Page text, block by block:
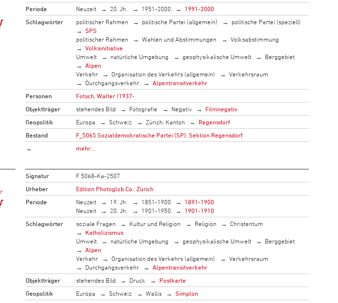
Periode
Neuzeit 20. Jh. 1951-2000
1991-2000
Schlagwörter
politischer Rahmen politische Partei (allgemein)
politische Partei (speziell)
SPS
politischer Rahmen
Wahlen und Abstimmungen
Volksabstimmung
Volksinitiative
Umwelt
natürliche Umgebung geophysikalische Umwelt
Berggebiet
Alpen
Verkehr
Organisation des Verkehrs (allgemein)
Verkehrsraum
Durchgangsverkehr
Alpentransitverkehr
Personen
Fotsch, Walter (1937-
Objektträger
stehendes Bild Fotografie Negativ
Filmnegativ
Geopolitik
Europa Schweiz Zürich, Kanton
Regensdorf
Bestand
F_5065 Sozialdemokratische Partei (SP), Sektion Regensdorf
→
mehr…
Signatur
F 5068-Ka-2507
Urheber
Edition Photoglob Co.: Zürich
Periode
Neuzeit 19. Jh. 1851-1900
1891-1900
Neuzeit
20. Jh. 1901-1950
1901-1910
Schlagwörter
soziale Fragen Kultur und Religion Religion
Christentum
Katholizismus
Umwelt
natürliche Umgebung geophysikalische Umwelt
Berggebiet
Alpen
Verkehr
Organisation des Verkehrs (allgemein)
Verkehrsraum
Durchgangsverkehr
Alpentransitverkehr
Objektträger
stehendes Bild Druck
Postkarte
Geopolitik
Europa Schweiz Wallis
Simplon